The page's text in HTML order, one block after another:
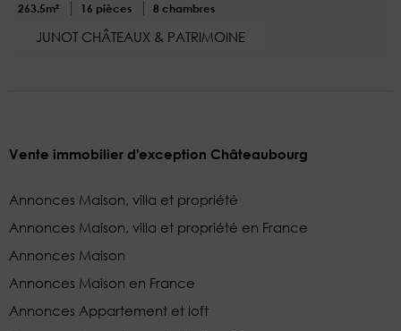
263.5m² 16 pièces 8 chambres
JUNOT CHÂTEAUX & PATRIMOINE
Vente immobilier d'exception Châteaubourg
Annonces Maison, villa et propriété
Annonces Maison, villa et propriété en France
Annonces Maison
Annonces Maison en France
Annonces Appartement et loft